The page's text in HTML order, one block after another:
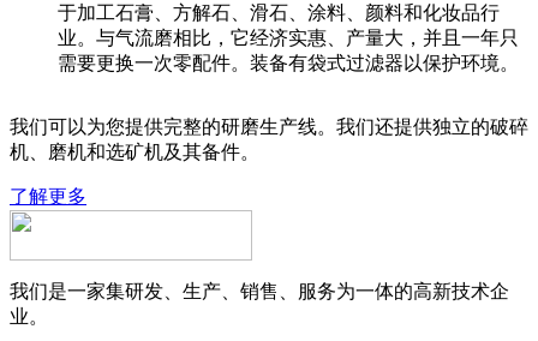
于加工石膏、方解石、滑石、涂料、颜料和化妆品行
业。与气流磨相比，它经济实惠、产量大，并且一年只
需要更换一次零配件。装备有袋式过滤器以保护环境。
我们可以为您提供完整的研磨生产线。我们还提供独立的破碎
机、磨机和选矿机及其备件。
了解更多
我们是一家集研发、生产、销售、服务为一体的高新技术企
业。